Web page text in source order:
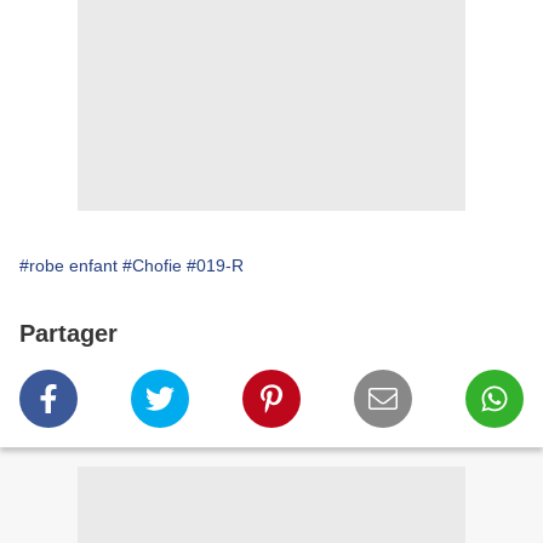
#robe enfant #Chofie #019-R
Partager